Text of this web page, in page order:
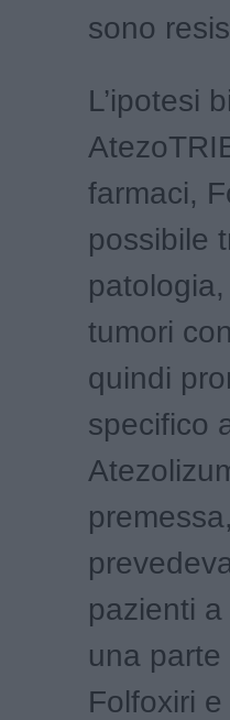
sono
L’ipotesi
farmaci,
possibile
tumori
quindi
specifico
pazienti
una
Folfoxiri